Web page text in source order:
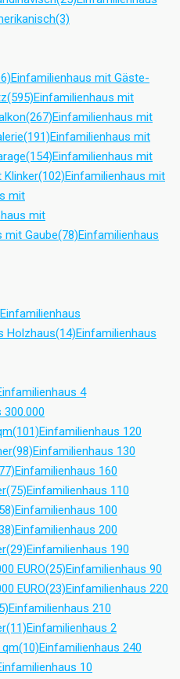
(3)
Einfamilienhaus mit Gäste-
(595)Einfamilienhaus mit
(267)Einfamilienhaus mit
(191)Einfamilienhaus mit
(154)Einfamilienhaus mit
Klinker(102)Einfamilienhaus mit
mit
mit
mit Gaube(78)Einfamilienhaus
Einfamilienhaus
Holzhaus(14)Einfamilienhaus
4
300.000
(101)Einfamilienhaus 120
(98)Einfamilienhaus 130
Einfamilienhaus 160
(75)Einfamilienhaus 110
Einfamilienhaus 100
Einfamilienhaus 200
(29)Einfamilienhaus 190
EURO(25)Einfamilienhaus 90
EURO(23)Einfamilienhaus 220
Einfamilienhaus 210
(11)Einfamilienhaus 2
(10)Einfamilienhaus 240
10